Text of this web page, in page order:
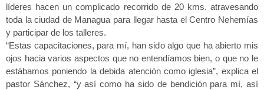
líderes hacen un complicado recorrido de 20 kms. atravesando
toda la ciudad de Managua para llegar hasta el Centro Nehemías
y participar de los talleres.
“Estas capacitaciones, para mí, han sido algo que ha abierto mis
ojos hacia varios aspectos que no entendíamos bien, o que no le
estábamos poniendo la debida atención como iglesia”, explica el
pastor Sánchez, “y así como ha sido de bendición para mí, así